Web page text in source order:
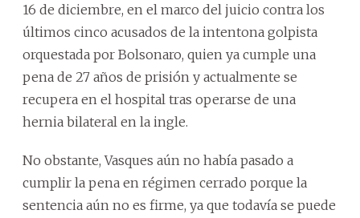
16 de diciembre, en el marco del juicio contra los
últimos cinco acusados de la intentona golpista
orquestada por Bolsonaro, quien ya cumple una
pena de 27 años de prisión y actualmente se
recupera en el hospital tras operarse de una
hernia bilateral en la ingle.
No obstante, Vasques aún no había pasado a
cumplir la pena en régimen cerrado porque la
sentencia aún no es firme, ya que todavía se puede